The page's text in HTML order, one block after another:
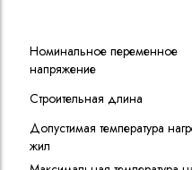
Номинальное переменное
напряжение
Строительная длина
Допустимая температура
жил